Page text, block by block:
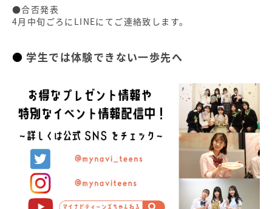
●合否発表
4月中旬ごろにLINEにてご連絡致します。
学生では体験できない一歩先へ